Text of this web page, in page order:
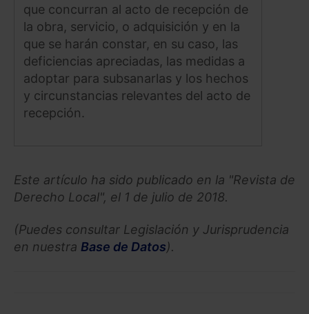
que concurran al acto de recepción de
la obra, servicio, o adquisición y en la
que se harán constar, en su caso, las
deficiencias apreciadas, las medidas a
adoptar para subsanarlas y los hechos
y circunstancias relevantes del acto de
recepción.
Este artículo ha sido publicado en la "Revista de
Derecho Local", el 1 de julio de 2018.
(Puedes consultar Legislación y Jurisprudencia
en nuestra Base de Datos).